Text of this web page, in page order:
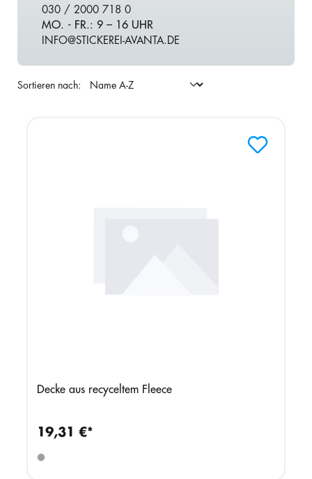
030 / 2000 718 0
MO. - FR.: 9 – 16 UHR
INFO@STICKEREI-AVANTA.DE
Sortieren nach:
Decke aus recyceltem Fleece
19,31 €*